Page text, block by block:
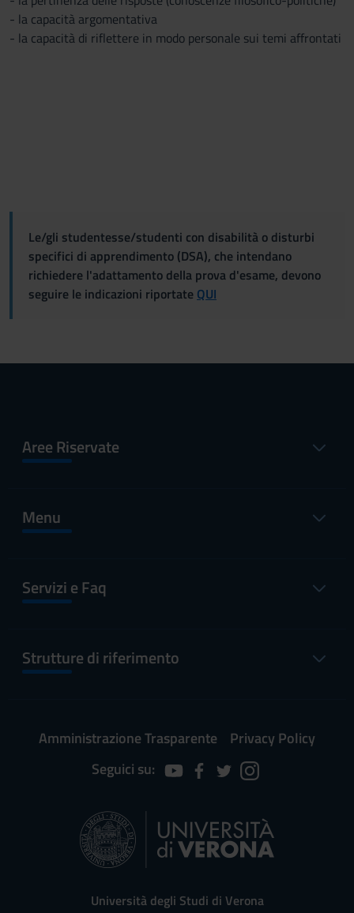
- la capacità argomentativa
- la capacità di riflettere in modo personale sui temi affrontati
Le/gli studentesse/studenti con disabilità o disturbi
specifici di apprendimento (DSA), che intendano
richiedere l'adattamento della prova d'esame, devono
seguire le indicazioni riportate QUI
Aree Riservate
Menu
Servizi e Faq
Strutture di riferimento
Amministrazione Trasparente
Privacy Policy
Seguici su:
Università degli Studi di Verona